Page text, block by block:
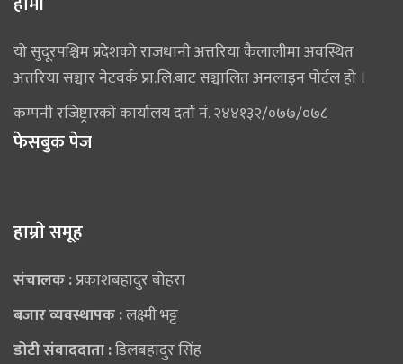
यो सुदूरपश्चिम प्रदेशको राजधानी अत्तरिया कैलालीमा अवस्थित
अत्तरिया सञ्चार नेटवर्क प्रा.लि.बाट सञ्चालित अनलाइन पोर्टल हो ।
कम्पनी रजिष्ट्रारको कार्यालय दर्ता नं. २४४१३२/०७७/०७८
फेसबुक पेज
हाम्राे समूह
संचालक :प्रकाशबहादुर बोहरा
बजार व्यवस्थापक :लक्ष्मी भट्ट
डोटी संवाददाता :डिलबहादुर सिंह